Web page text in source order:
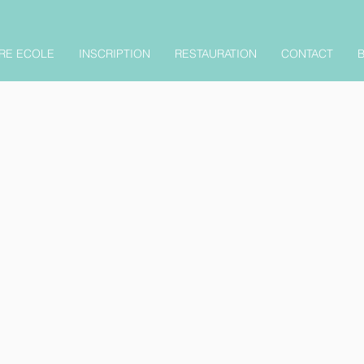
ECOLE INSCRIPTION RESTAURATION CONTACT